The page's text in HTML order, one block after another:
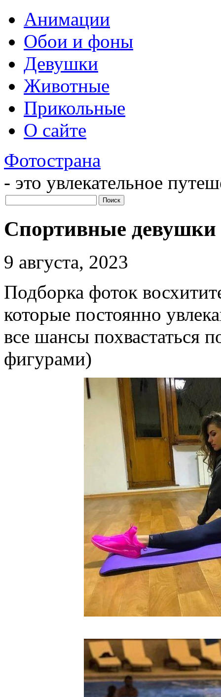
Анимации
Обои и фоны
Девушки
Животные
Прикольные
О сайте
Фотострана
- это увлекательное
Спортивные девушки
9 августа, 2023
Подборка фоток
которые постоянно
все шансы похвастаться
фигурами)